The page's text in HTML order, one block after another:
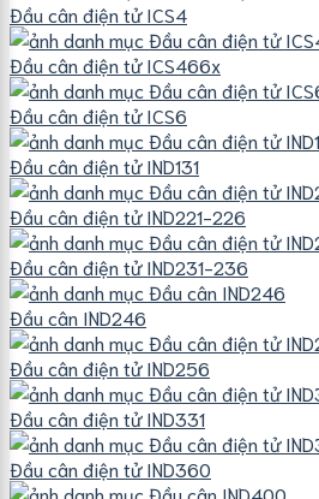
Đầu cân điện tử ICS4
Đầu cân điện tử ICS466x
Đầu cân điện tử ICS6
Đầu cân điện tử IND131
Đầu cân điện tử IND221-226
Đầu cân điện tử IND231-236
Đầu cân IND246
Đầu cân điện tử IND256
Đầu cân điện tử IND331
Đầu cân điện tử IND360